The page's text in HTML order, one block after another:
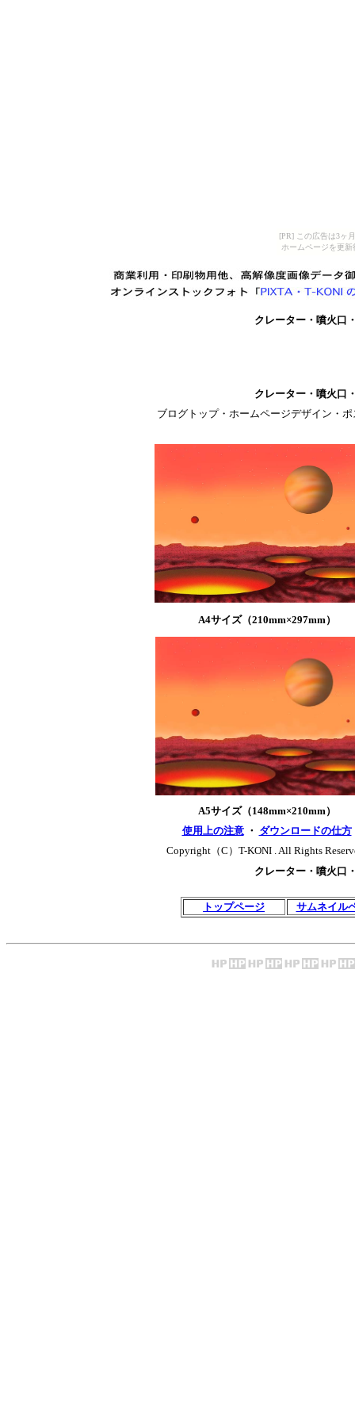
[PR] この広告は3ヶ
ホームページを更
クレーター・噴火口
クレーター・噴火口
ブログトップ・ホームページデザイン・
A4サイズ（210mm×297mm）
A5サイズ（148mm×210mm）
使用上の注意・ ダウンロードの仕方
Copyright（C）T-KONI . All Rights
クレーター・噴火口
トップページ サムネイル